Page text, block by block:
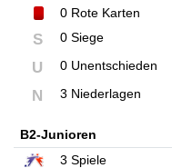
0 Rote Karten
S 0 Siege
U 0 Unentschieden
N 3 Niederlagen
B2-Junioren
3 Spiele